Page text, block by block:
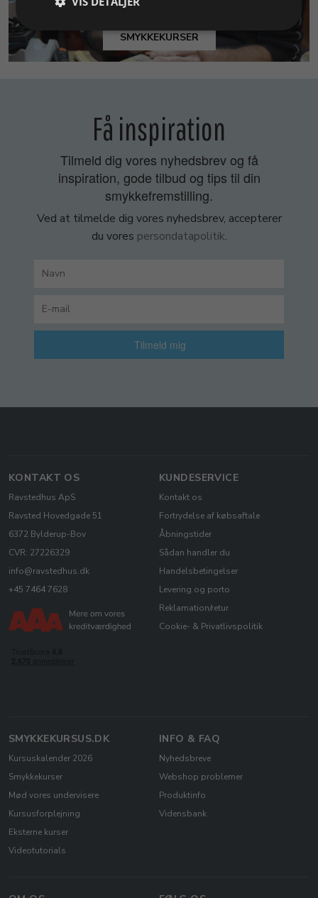
SMYKKEKURSER
Få inspiration
Tilmeld dig vores nyhedsbrev og få
inspiration, gode tilbud og tips til din
smykkefremstilling.
Ved at tilmelde dig vores nyhedsbrev, accepterer
du vores persondatapolitik.
Tilmeld mig
KONTAKT OS
Ravstedhus ApS
Ravsted Hovedgade 51
6372 Bylderup-Bov
CVR: 27226329
info@ravstedhus.dk
+45 7464 7628
KUNDESERVICE
Kontakt os
Fortrydelse af købsaftale
Åbningstider
Sådan handler du
Handelsbetingelser
Levering og porto
Reklamation/retur
Cookie- & Privatlivspolitik
SMYKKEKURSUS.DK
Kursuskalender 2026
Smykkekurser
Mød vores undervisere
Kursusforplejning
Eksterne kurser
Videotutorials
INFO & FAQ
Nyhedsbreve
Webshop problemer
Produktinfo
Vidensbank